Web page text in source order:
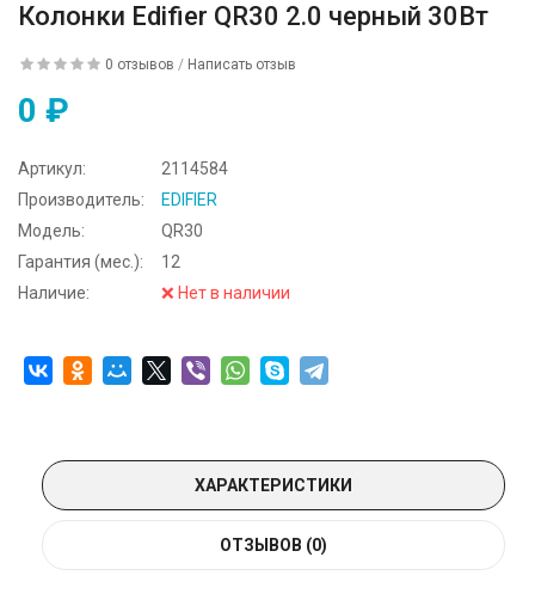
Колонки Edifier QR30 2.0 черный 30Вт
0 отзывов / Написать отзыв
0 ₽
Артикул:
2114584
Производитель:
EDIFIER
Модель:
QR30
Гарантия (мес.):
12
Наличие:
❌ Нет в наличии
ХАРАКТЕРИСТИКИ
ОТЗЫВОВ (0)